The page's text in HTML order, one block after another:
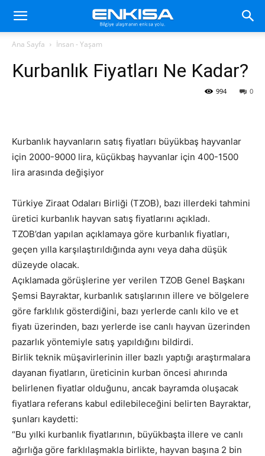
Ana Sayfa İnsan - Yaşam
Kurbanlık Fiyatları Ne Kadar?
0
994
Kurbanlık hayvanların satış fiyatları büyükbaş hayvanlar
için 2000-9000 lira, küçükbaş hayvanlar için 400-1500
lira arasında değişiyor
Türkiye Ziraat Odaları Birliği (TZOB), bazı illerdeki tahmini
üretici kurbanlık hayvan satış fiyatlarını açıkladı.
TZOB’dan yapılan açıklamaya göre kurbanlık fiyatları,
geçen yılla karşılaştırıldığında aynı veya daha düşük
düzeyde olacak.
Açıklamada görüşlerine yer verilen TZOB Genel Başkanı
Şemsi Bayraktar, kurbanlık satışlarının illere ve bölgelere
göre farklılık gösterdiğini, bazı yerlerde canlı kilo ve et
fiyatı üzerinden, bazı yerlerde ise canlı hayvan üzerinden
pazarlık yöntemiyle satış yapıldığını bildirdi.
Birlik teknik müşavirlerinin iller bazlı yaptığı araştırmalara
dayanan fiyatların, üreticinin kurban öncesi ahırında
belirlenen fiyatlar olduğunu, ancak bayramda oluşacak
fiyatlara referans kabul edilebileceğini belirten Bayraktar,
şunları kaydetti:
“Bu yılki kurbanlık fiyatlarının, büyükbaşta illere ve canlı
ağırlığa göre farklılaşmakla birlikte, hayvan başına 2 bin